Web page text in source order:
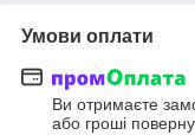
Умови оплати
Ви отримаєте
або гроші